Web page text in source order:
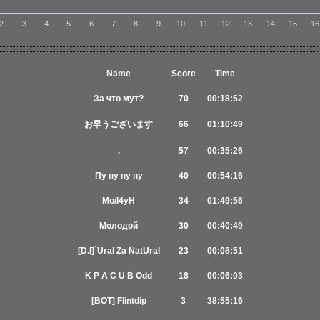
2 3 4 5 6 7 8 9 10 11 12 13 14 15 16
Name Score Time
За что мут? 70 00:18:52
お早うございます 66 01:10:49
. 57 00:35:26
Пу пу пу пу 40 00:54:16
Mo/l4yH 34 01:49:56
Moлодой 30 00:40:49
[D.I]`Ural Za NatUral 23 00:08:51
K P A C U B Odd 18 00:06:03
[BOT] Flintdip 3 38:55:16